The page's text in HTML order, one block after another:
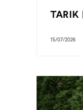
TARIK
15/07/2026